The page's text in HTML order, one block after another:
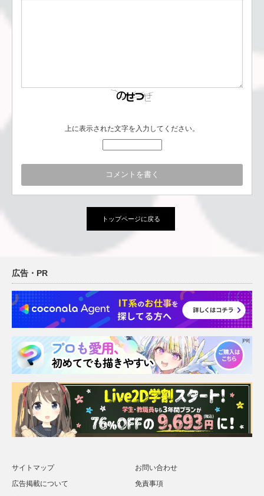
上に表示された文字を入力してください。
トップページに戻る
広告・PR
サイトマップ
お問い合わせ
広告掲載について
免責事項